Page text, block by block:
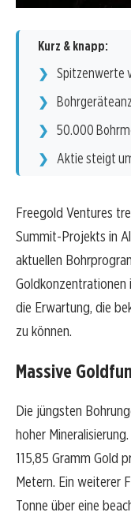
Kurz & knapp:
Spitzenwerte
50.000
Aktie steigt
Freegold Ventures
Summit-Projekts in
aktuellen
Goldkonzentrationen
die Erwartung, die
zu können.
Massive
Die jüngsten
hoher
115,85 Gramm Gold
Metern. Ein weiterer
Tonne über eine